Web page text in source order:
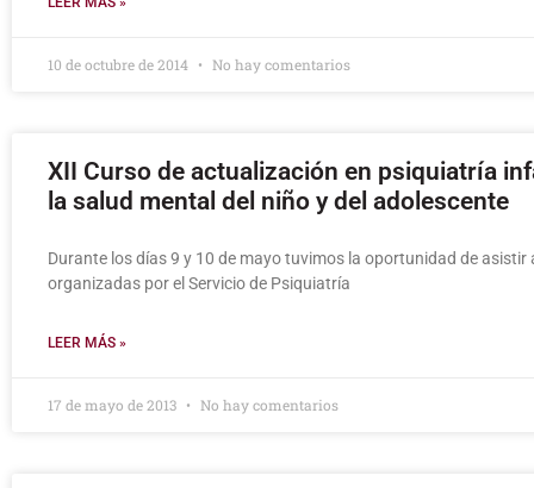
10 de octubre de 2014 No hay comentarios
XII Curso de actualización en psiquiatría
la salud mental del niño y del adolescente
Durante los días 9 y 10 de mayo tuvimos la oportunidad de
organizadas por el Servicio de Psiquiatría
LEER MÁS »
17 de mayo de 2013 No hay comentarios